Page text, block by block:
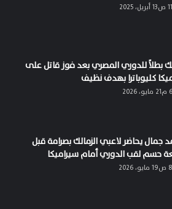
بطلاً للدوري المصري بعد فوز قاتل على
كليوباترا بهدف نظيف
جمال يحاضر لاعبي الزمالك بصرامة قبل
حسم لقب الدوري أمام سيراميكا